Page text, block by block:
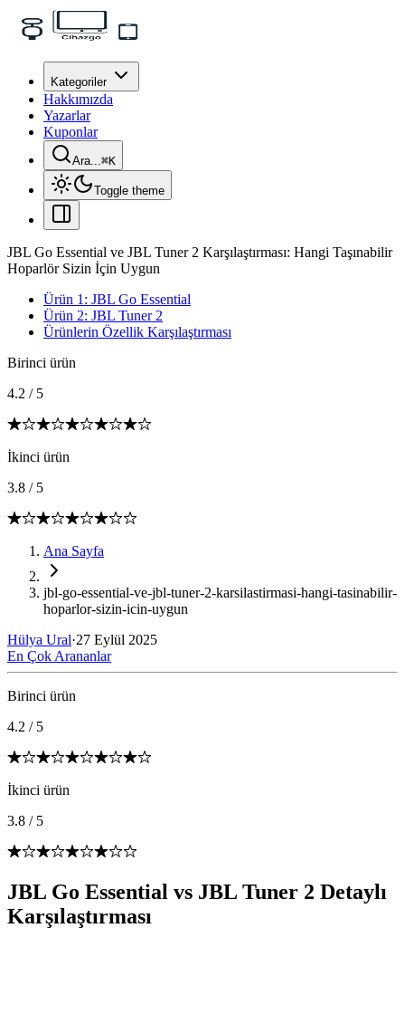
Kategoriler
Hakkımızda
Yazarlar
Kuponlar
Ara...⌘K
Toggle theme
JBL Go Essential ve JBL Tuner 2 Karşılaştırması: Hangi Taşınabilir
Hoparlör Sizin İçin Uygun
Ürün 1: JBL Go Essential
Ürün 2: JBL Tuner 2
Ürünlerin Özellik Karşılaştırması
Birinci ürün
4.2 / 5
İkinci ürün
3.8 / 5
Ana Sayfa
jbl-go-essential-ve-jbl-tuner-2-karsilastirmasi-hangi-tasinabilir-
hoparlor-sizin-icin-uygun
Hülya Ural·27 Eylül 2025
En Çok Arananlar
Birinci ürün
4.2 / 5
İkinci ürün
3.8 / 5
JBL Go Essential vs JBL Tuner 2 Detaylı
Karşılaştırması